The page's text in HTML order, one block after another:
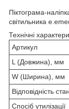
Піктограма-
світильника
Технічні
Артикул
L (Довжина), мм
W (Ширина), мм
Відповідність
Спосіб утилізації